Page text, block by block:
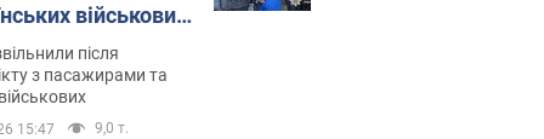
військових
Відео
після
з пасажирами та
15:47 9,0 т.